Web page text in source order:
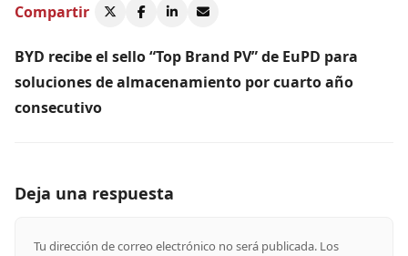
Compartir
BYD recibe el sello “Top Brand PV” de EuPD para
soluciones de almacenamiento por cuarto año
consecutivo
Deja una respuesta
Tu dirección de correo electrónico no será publicada. Los